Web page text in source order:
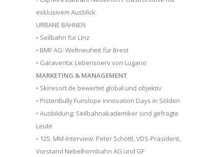
exklusivem Ausblick
URBANE BAHNEN
• Seilbahn für Linz
• BMF AG: Weltneuheit für Brest
• Garaventa: Lebensnerv von Lugano
MARKETING & MANAGEMENT
• Skiresort.de bewertet global und objektiv
• PistenBully Funslope Innovation Days in Sölden
• Ausbildung: Seilbahnakademiker sind gefragte
Leute
• 125. MM-Interview: Peter Schöttl, VDS-Präsident,
Vorstand Nebelhornbahn AG und GF